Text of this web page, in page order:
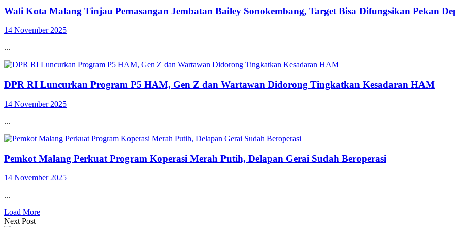
Wali Kota Malang Tinjau Pemasangan Jembatan Bailey Sonokembang, Target Bisa Difungsikan Pekan
14 November 2025
...
DPR RI Luncurkan Program P5 HAM, Gen Z dan Wartawan Didorong Tingkatkan Kesadaran HAM
14 November 2025
...
Pemkot Malang Perkuat Program Koperasi Merah Putih, Delapan Gerai Sudah Beroperasi
14 November 2025
...
Load More
Next Post